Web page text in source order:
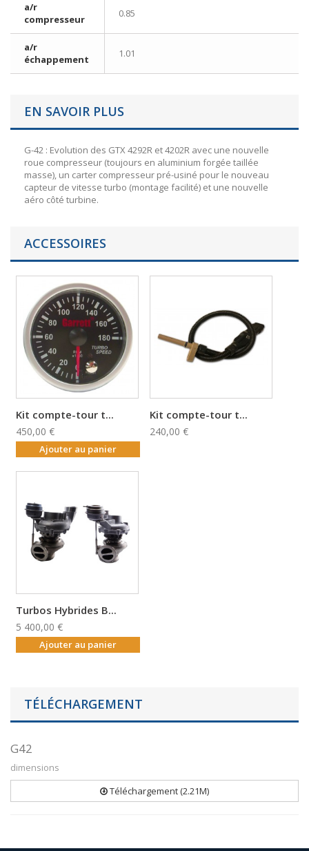
a/r
compresseur
0.85
a/r
échappement
1.01
EN SAVOIR PLUS
G-42 : Evolution des GTX 4292R et 4202R avec une nouvelle
roue compresseur (toujours en aluminium forgée taillée
masse), un carter compresseur pré-usiné pour le nouveau
capteur de vitesse turbo (montage facilité) et une nouvelle
aéro côté turbine.
ACCESSOIRES
Kit compte-tour t...
450,00 €
Ajouter au panier
Kit compte-tour t...
240,00 €
Turbos Hybrides B...
5 400,00 €
Ajouter au panier
TÉLÉCHARGEMENT
G42
dimensions
Téléchargement (2.21M)